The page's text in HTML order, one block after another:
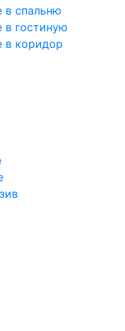
спальню
гостиную
коридор